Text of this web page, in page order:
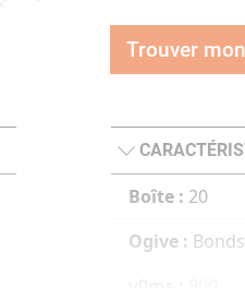
Trouver
Boîte : 20
Ogive :